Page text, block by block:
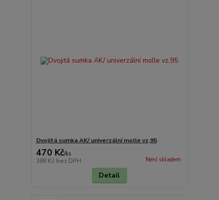
Dvojitá sumka AK/ univerzální molle vz,95
470 Kč/ks
388 Kč bez DPH Není skladem
Detail